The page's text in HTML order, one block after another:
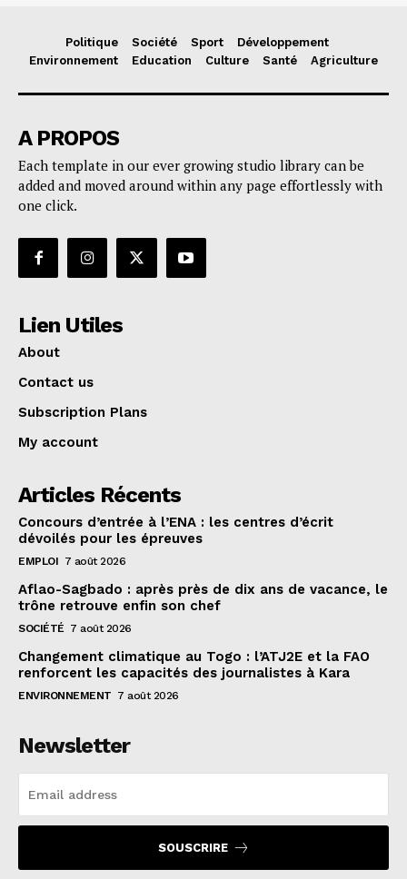
Politique Société Sport
Développement
Environnement
Education Culture Santé Agriculture
A PROPOS
Each template in our ever growing studio library can be
added and moved around within any page effortlessly with
one click.
Lien Utiles
About
Contact us
Subscription Plans
My account
Articles Récents
Concours d’entrée à l’ENA : les centres d’écrit
dévoilés pour les épreuves
EMPLOI 7 août 2026
Aflao-Sagbado : après près de dix ans de vacance, le
trône retrouve enfin son chef
SOCIÉTÉ 7 août 2026
Changement climatique au Togo : l’ATJ2E et la FAO
renforcent les capacités des journalistes à Kara
ENVIRONNEMENT 7 août 2026
Newsletter
SOUSCRIRE